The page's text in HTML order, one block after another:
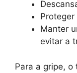
Manter
evitar a
Para a gripe, o